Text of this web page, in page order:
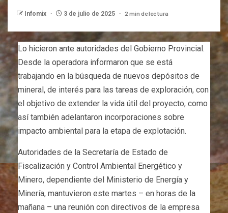
Infomix 3 de julio de 2025 2 min de lectura
Lo hicieron ante autoridades del Gobierno Provincial.
Desde la operadora informaron que se está
trabajando en la búsqueda de nuevos depósitos de
mineral, de interés para las tareas de exploración, con
el objetivo de extender la vida útil del proyecto, como
así también adelantaron incorporaciones sobre
impacto ambiental para la etapa de explotación.
Autoridades de la Secretaría de Estado de
Fiscalización y Control Ambiental Energético y
Minero, dependiente del Ministerio de Energía y
Minería, mantuvieron este martes – en horas de la
mañana – una reunión con directivos de la empresa